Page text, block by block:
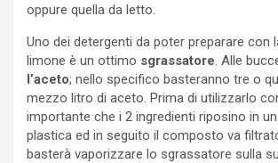
oppure quella da letto.
Uno dei detergenti da poter preparare con
limone è un ottimo sgrassatore . Alle
l’aceto; nello specifico basteranno tre o
mezzo litro di aceto. Prima di utilizzarlo
importante che i 2 ingredienti riposino in
plastica ed in seguito il composto va
basterà vaporizzare lo sgrassatore sulla